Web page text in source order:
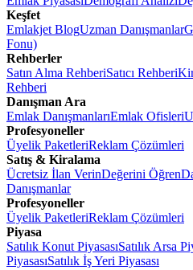
Keşfet
Emlakjet BlogUzman Danışmanlar
Fonu)
Rehberler
Satın Alma RehberiSatıcı Rehberi
Rehberi
Danışman Ara
Emlak DanışmanlarıEmlak Ofisleri
Profesyoneller
Üyelik PaketleriReklam Çözümleri
Satış & Kiralama
Ücretsiz İlan VerinDeğerini Öğren
Danışmanlar
Profesyoneller
Üyelik PaketleriReklam Çözümleri
Piyasa
Satılık Konut PiyasasıSatılık Arsa
PiyasasıSatılık İş Yeri Piyasası